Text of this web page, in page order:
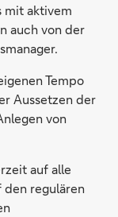
mit aktivem
auch von der
Tempo
Aussetzen der
von
auf alle
den regulären